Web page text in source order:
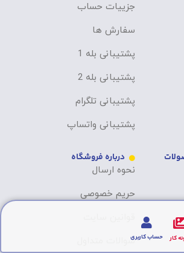
جزییات حساب
سفارش ها
پشتیبانی بله 1
پشتیبانی بله 2
پشتیبانی تلگرام
پشتیبانی واتساپ
درباره فروشگاه
نحوه ارسال
حریم خصوصی
سوالات متداول
کار حساب کاربری